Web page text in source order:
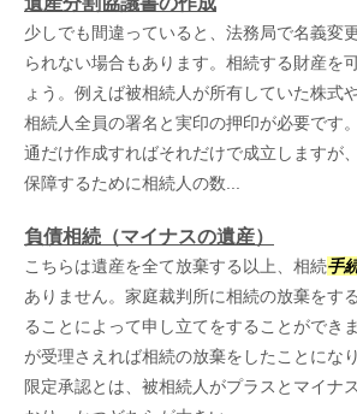
少しでも間違っていると、法務局で名義変
られない場合もあります。相続する財産を
ょう。例えば被相続人が所有していた株式
相続人全員の署名と実印の押印が必要です
通だけ作成すればそれだけで成立しますが
保障するために相続人の数...
負債相続（マイナスの遺産）
こちらは遺産を全て放棄する以上、相続手
ありません。家庭裁判所に相続の放棄をす
ることによって申し立てをすることができ
が受理さえれば相続の放棄をしたことにな
限定承認とは、被相続人がプラスとマイナ